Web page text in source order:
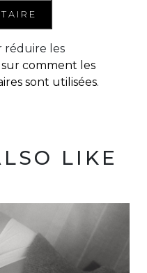
réduire les
sur comment les
sont utilisées.
LIKE